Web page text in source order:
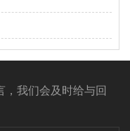
我们会及时给与回